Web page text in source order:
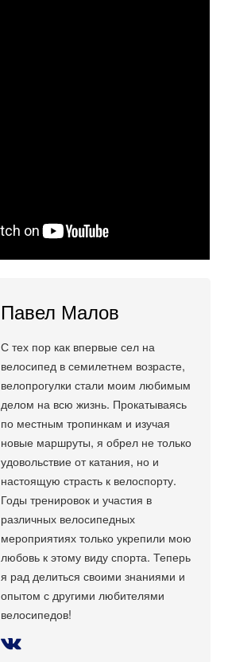
Павел Малов
С тех пор как впервые сел на
велосипед в семилетнем возрасте,
велопрогулки стали моим любимым
делом на всю жизнь. Прокатываясь
по местным тропинкам и изучая
новые маршруты, я обрел не только
удовольствие от катания, но и
настоящую страсть к велоспорту.
Годы тренировок и участия в
различных велосипедных
мероприятиях только укрепили мою
любовь к этому виду спорта. Теперь
я рад делиться своими знаниями и
опытом с другими любителями
велосипедов!